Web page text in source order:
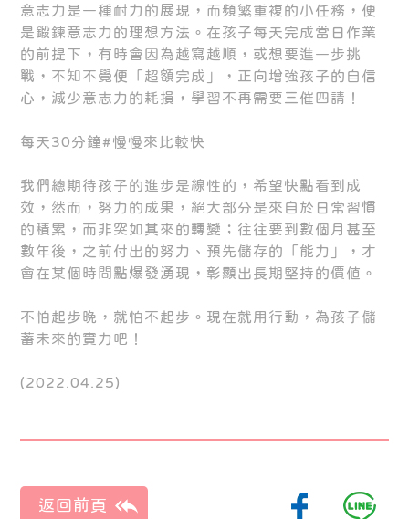
意志力是一種耐力的展現，而頻繁重複的小任務，便
是鍛鍊意志力的理想方法。在孩子每天完成當日作業
的前提下，有時會因為越寫越順，或想要進一步挑
戰，不知不覺便「超額完成」，正向增強孩子的自信
心，減少意志力的耗損，學習不再需要三催四請！
每天30分鐘#慢慢來比較快
我們總期待孩子的進步是線性的，希望快點看到成
效，然而，努力的成果，絕大部分是來自於日常習慣
的積累，而非突如其來的轉變；往往要到數個月甚至
數年後，之前付出的努力、預先儲存的「能力」，才
會在某個時間點爆發湧現，彰顯出長期堅持的價值。
不怕起步晚，就怕不起步。現在就用行動，為孩子儲
蓄未來的實力吧！
(2022.04.25)